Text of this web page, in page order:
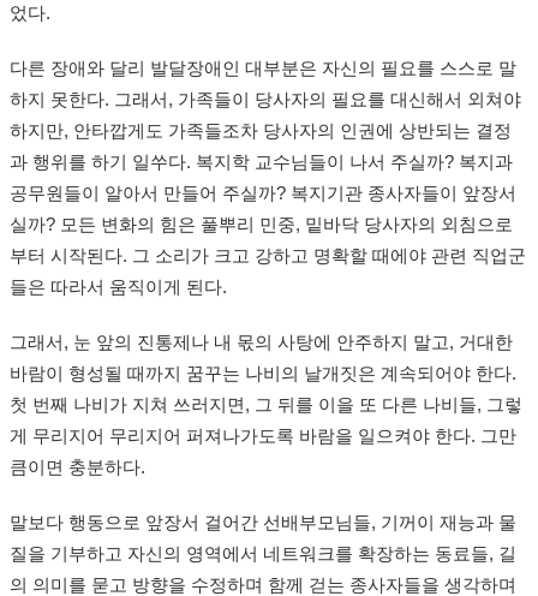
었다.
다른 장애와 달리 발달장애인 대부분은 자신의 필요를 스스로 말
하지 못한다. 그래서, 가족들이 당사자의 필요를 대신해서 외쳐야
하지만, 안타깝게도 가족들조차 당사자의 인권에 상반되는 결정
과 행위를 하기 일쑤다. 복지학 교수님들이 나서 주실까? 복지과
공무원들이 알아서 만들어 주실까? 복지기관 종사자들이 앞장서
실까? 모든 변화의 힘은 풀뿌리 민중, 밑바닥 당사자의 외침으로
부터 시작된다. 그 소리가 크고 강하고 명확할 때에야 관련 직업군
들은 따라서 움직이게 된다.
그래서, 눈 앞의 진통제나 내 몫의 사탕에 안주하지 말고, 거대한
바람이 형성될 때까지 꿈꾸는 나비의 날개짓은 계속되어야 한다.
첫 번째 나비가 지쳐 쓰러지면, 그 뒤를 이을 또 다른 나비들, 그렇
게 무리지어 무리지어 퍼져나가도록 바람을 일으켜야 한다. 그만
큼이면 충분하다.
말보다 행동으로 앞장서 걸어간 선배부모님들, 기꺼이 재능과 물
질을 기부하고 자신의 영역에서 네트워크를 확장하는 동료들, 길
의 의미를 묻고 방향을 수정하며 함께 걷는 종사자들을 생각하며